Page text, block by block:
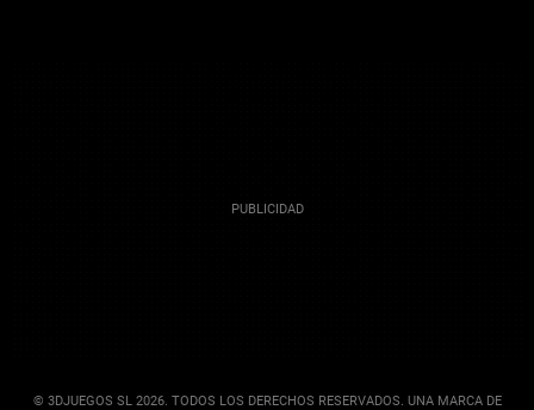
© 3DJUEGOS SL 2026. TODOS LOS DERECHOS RESERVADOS. UNA MARCA DE